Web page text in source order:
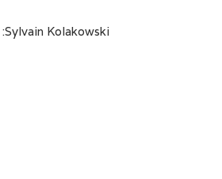
:Sylvain Kolakowski